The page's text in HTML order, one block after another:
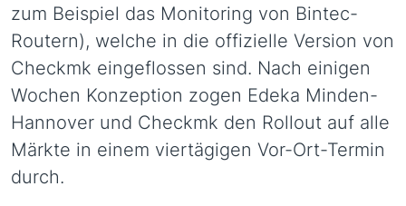
zum Beispiel das Monitoring von Bintec-
Routern), welche in die offizielle Version von
Checkmk eingeflossen sind. Nach einigen
Wochen Konzeption zogen Edeka Minden-
Hannover und Checkmk den Rollout auf alle
Märkte in einem viertägigen Vor-Ort-Termin
durch.